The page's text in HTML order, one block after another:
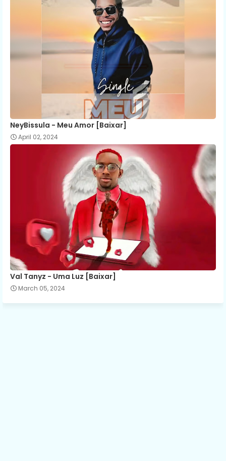
NeyBissula - Meu Amor [Baixar]
April 02, 2024
Val Tanyz - Uma Luz [Baixar]
March 05, 2024